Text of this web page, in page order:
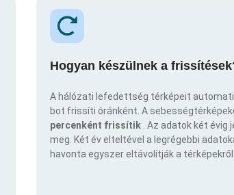
Hogyan készülnek a
A hálózati lefedettség térképeit
bot frissíti óránként. A
percenként frissítik . Az adatok két évig
meg. Két év elteltével a legrégebbi
havonta egyszer eltávolítják a térképekről.